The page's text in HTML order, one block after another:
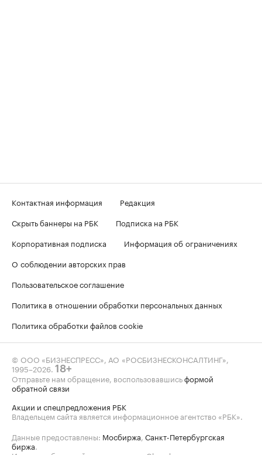
Контактная информация
Редакция
Скрыть баннеры на РБК
Подписка на РБК
Корпоративная подписка
Информация об ограничениях
О соблюдении авторских прав
Пользовательское соглашение
Политика в отношении обработки персональных данных
Политика обработки файлов cookie
© ООО «БИЗНЕСПРЕСС», АО «РОСБИЗНЕСКОНСАЛТИНГ»,
1995–2026. 18+
Отправьте нам обращение, воспользовавшисьформой
обратной связи
Акции и спецпредложения РБК
Владельцем сайта является информационное агентство «РБК».
Данные предоставлены: Мосбиржа, Санкт-Петербургская
биржа.